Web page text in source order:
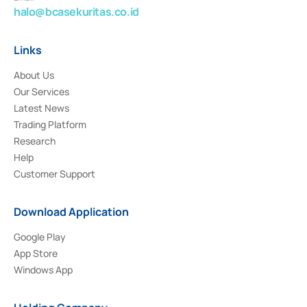
halo@bcasekuritas.co.id
Links
About Us
Our Services
Latest News
Trading Platform
Research
Help
Customer Support
Download Application
Google Play
App Store
Windows App